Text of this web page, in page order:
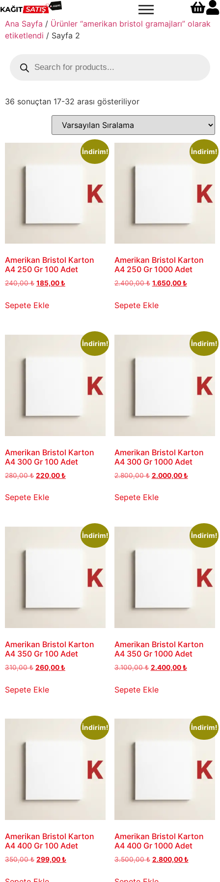
Ana Sayfa / Ürünler “amerikan bristol gramajları” olarak
etiketlendi / Sayfa 2
36 sonuçtan 17-32 arası gösteriliyor
İndirim!
Amerikan Bristol Karton
A4 250 Gr 100 Adet
240,00₺ 185,00₺
Sepete Ekle
İndirim!
Amerikan Bristol Karton
A4 250 Gr 1000 Adet
2.400,00₺ 1.650,00₺
Sepete Ekle
İndirim!
Amerikan Bristol Karton
A4 300 Gr 100 Adet
280,00₺ 220,00₺
Sepete Ekle
İndirim!
Amerikan Bristol Karton
A4 300 Gr 1000 Adet
2.800,00₺ 2.000,00₺
Sepete Ekle
İndirim!
Amerikan Bristol Karton
A4 350 Gr 100 Adet
310,00₺ 260,00₺
Sepete Ekle
İndirim!
Amerikan Bristol Karton
A4 350 Gr 1000 Adet
3.100,00₺ 2.400,00₺
Sepete Ekle
İndirim!
Amerikan Bristol Karton
A4 400 Gr 100 Adet
350,00₺ 299,00₺
İndirim!
Amerikan Bristol Karton
A4 400 Gr 1000 Adet
3.500,00₺ 2.800,00₺